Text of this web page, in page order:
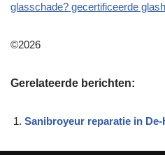
glasschade? gecertificeerde
©2026
Gerelateerde berichten:
Sanibroyeur reparatie in